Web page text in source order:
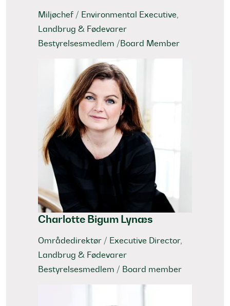
Miljøchef / Environmental Executive,
Landbrug & Fødevarer
Bestyrelsesmedlem /Board Member
Charlotte Bigum Lynæs
Områdedirektør / Executive Director,
Landbrug & Fødevarer
Bestyrelsesmedlem / Board member